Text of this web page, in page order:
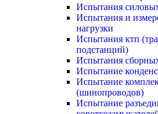
Испытания
Испытания и
нагрузки
Испытания ктп
подстанций)
Испытания
Испытание
Испытание
(шинопроводов)
Испытание